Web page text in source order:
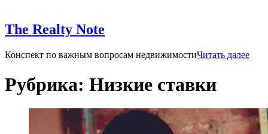
The Realty Note
Конспект по важным вопросам недвижимостиЧитать далее
Рубрика: Низкие ставки